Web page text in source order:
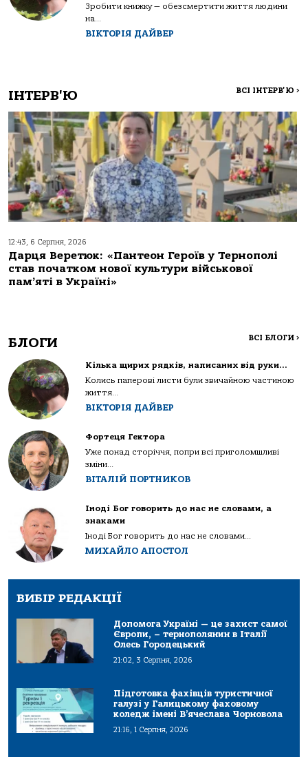
Зробити книжку — обезсмертити життя людини
на...
ВІКТОРІЯ ДАЙВЕР
ІНТЕРВ'Ю ВСІ ІНТЕРВ'Ю >
12:43, 6 Серпня, 2026
Дарця Веретюк: «Пантеон Героїв у Тернополі
став початком нової культури військової
пам’яті в Україні»
БЛОГИ ВСІ БЛОГИ >
Кілька щирих рядків, написаних від руки…
Колись паперові листи були звичайною частиною
життя...
ВІКТОРІЯ ДАЙВЕР
Фортеця Гектора
Уже понад сторіччя, попри всі приголомшливі
зміни...
ВІТАЛІЙ ПОРТНИКОВ
Іноді Бог говорить до нас не словами, а
знаками
Іноді Бог говорить до нас не словами...
МИХАЙЛО АПОСТОЛ
ВИБІР РЕДАКЦІЇ
Допомога Україні — це захист самої
Європи, – тернополянин в Італії
Олесь Городецький
21:02, 3 Серпня, 2026
Підготовка фахівців туристичної
галузі у Галицькому фаховому
коледж імені В’ячеслава Чорновола
21:16, 1 Серпня, 2026